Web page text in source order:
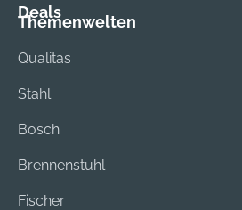
Deals
Themenwelten
Qualitas
Stahl
Bosch
Brennenstuhl
Fischer